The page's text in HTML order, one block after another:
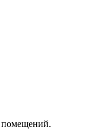
помещений.